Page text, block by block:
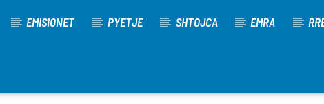
EMISIONET PYETJE SHTOJCA EMRA